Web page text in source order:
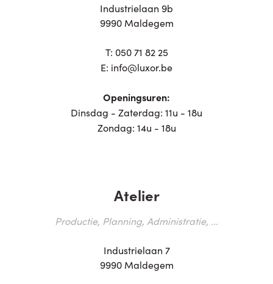
Industrielaan 9b
9990 Maldegem
T: 050 71 82 25
E: info@luxor.be
Openingsuren:
Dinsdag - Zaterdag: 11u - 18u
Zondag: 14u - 18u
Atelier
Productie, Planning, Administratie, ...
Industrielaan 7
9990 Maldegem